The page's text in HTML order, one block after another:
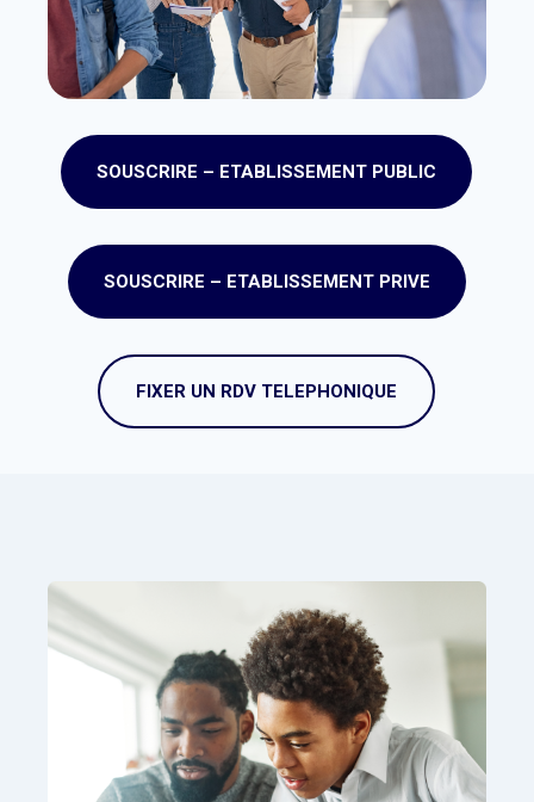
SOUSCRIRE – ETABLISSEMENT PUBLIC
SOUSCRIRE – ETABLISSEMENT PRIVE
FIXER UN RDV TELEPHONIQUE